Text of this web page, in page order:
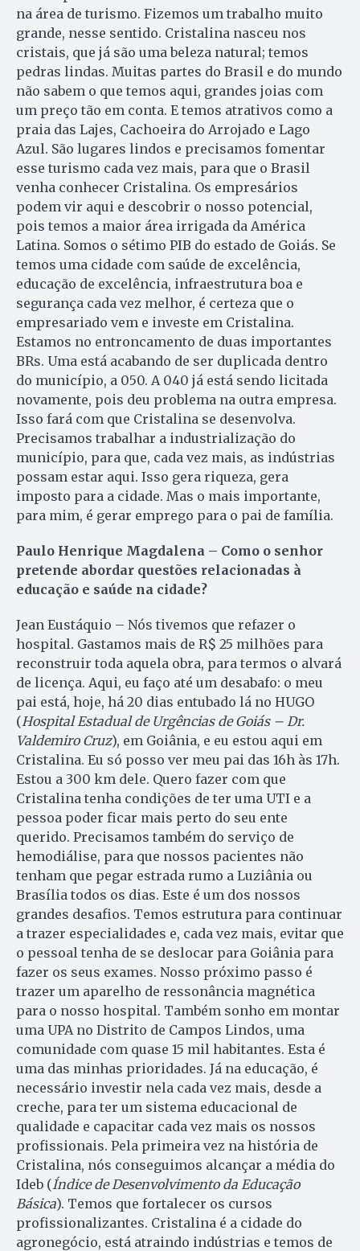
na área de turismo. Fizemos um trabalho muito
grande, nesse sentido. Cristalina nasceu nos
cristais, que já são uma beleza natural; temos
pedras lindas. Muitas partes do Brasil e do mundo
não sabem o que temos aqui, grandes joias com
um preço tão em conta. E temos atrativos como a
praia das Lajes, Cachoeira do Arrojado e Lago
Azul. São lugares lindos e precisamos fomentar
esse turismo cada vez mais, para que o Brasil
venha conhecer Cristalina. Os empresários
podem vir aqui e descobrir o nosso potencial,
pois temos a maior área irrigada da América
Latina. Somos o sétimo PIB do estado de Goiás. Se
temos uma cidade com saúde de excelência,
educação de excelência, infraestrutura boa e
segurança cada vez melhor, é certeza que o
empresariado vem e investe em Cristalina.
Estamos no entroncamento de duas importantes
BRs. Uma está acabando de ser duplicada dentro
do município, a 050. A 040 já está sendo licitada
novamente, pois deu problema na outra empresa.
Isso fará com que Cristalina se desenvolva.
Precisamos trabalhar a industrialização do
município, para que, cada vez mais, as indústrias
possam estar aqui. Isso gera riqueza, gera
imposto para a cidade. Mas o mais importante,
para mim, é gerar emprego para o pai de família.
Paulo Henrique Magdalena – Como o senhor
pretende abordar questões relacionadas à
educação e saúde na cidade?
Jean Eustáquio – Nós tivemos que refazer o
hospital. Gastamos mais de R$ 25 milhões para
reconstruir toda aquela obra, para termos o alvará
de licença. Aqui, eu faço até um desabafo: o meu
pai está, hoje, há 20 dias entubado lá no HUGO
(Hospital Estadual de Urgências de Goiás – Dr.
Valdemiro Cruz), em Goiânia, e eu estou aqui em
Cristalina. Eu só posso ver meu pai das 16h às 17h.
Estou a 300 km dele. Quero fazer com que
Cristalina tenha condições de ter uma UTI e a
pessoa poder ficar mais perto do seu ente
querido. Precisamos também do serviço de
hemodiálise, para que nossos pacientes não
tenham que pegar estrada rumo a Luziânia ou
Brasília todos os dias. Este é um dos nossos
grandes desafios. Temos estrutura para continuar
a trazer especialidades e, cada vez mais, evitar que
o pessoal tenha de se deslocar para Goiânia para
fazer os seus exames. Nosso próximo passo é
trazer um aparelho de ressonância magnética
para o nosso hospital. Também sonho em montar
uma UPA no Distrito de Campos Lindos, uma
comunidade com quase 15 mil habitantes. Esta é
uma das minhas prioridades. Já na educação, é
necessário investir nela cada vez mais, desde a
creche, para ter um sistema educacional de
qualidade e capacitar cada vez mais os nossos
profissionais. Pela primeira vez na história de
Cristalina, nós conseguimos alcançar a média do
Ideb (Índice de Desenvolvimento da Educação
Básica). Temos que fortalecer os cursos
profissionalizantes. Cristalina é a cidade do
agronegócio, está atraindo indústrias e temos de